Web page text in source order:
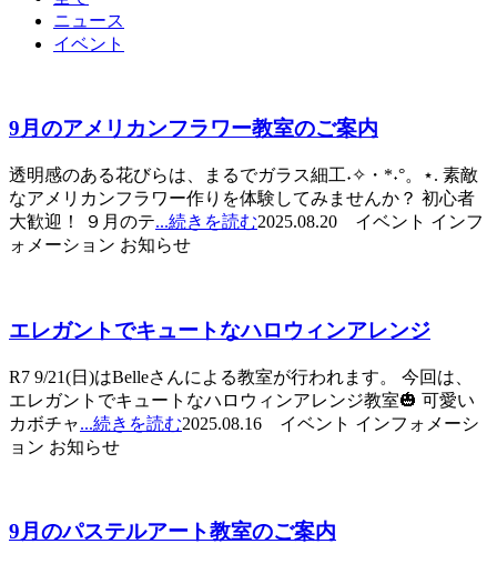
ニュース
イベント
9月のアメリカンフラワー教室のご案内
透明感のある花びらは、まるでガラス細工˖✧・*˖°。⋆. 素敵
なアメリカンフラワー作りを体験してみませんか？ 初心者
大歓迎！ ９月のテ...続きを読む2025.08.20 イベント インフ
ォメーション お知らせ
エレガントでキュートなハロウィンアレンジ
R7 9/21(日)はBelleさんによる教室が行われます。 今回は、
エレガントでキュートなハロウィンアレンジ教室🎃 可愛い
カボチャ...続きを読む2025.08.16 イベント インフォメーシ
ョン お知らせ
9月のパステルアート教室のご案内